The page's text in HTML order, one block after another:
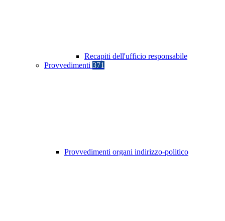
Recapiti dell'ufficio responsabile
Provvedimenti 371
Provvedimenti organi indirizzo-politico